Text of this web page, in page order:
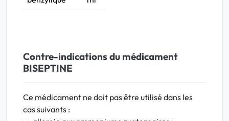
Contre-indications du médicament
BISEPTINE
Ce médicament ne doit pas être utilisé dans les
cas suivants :